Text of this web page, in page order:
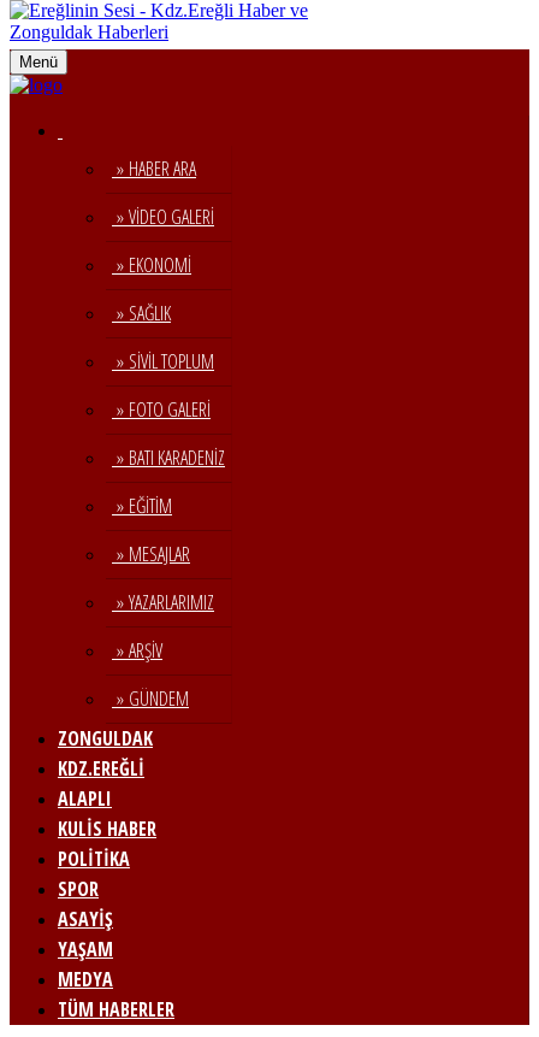
Menü
» HABER ARA
» VİDEO GALERİ
» EKONOMİ
» SAĞLIK
» SİVİL TOPLUM
» FOTO GALERİ
» BATI KARADENİZ
» EĞİTİM
» MESAJLAR
» YAZARLARIMIZ
» ARŞİV
» GÜNDEM
ZONGULDAK
KDZ.EREĞLİ
ALAPLI
KULİS HABER
POLİTİKA
SPOR
ASAYİŞ
YAŞAM
MEDYA
TÜM HABERLER